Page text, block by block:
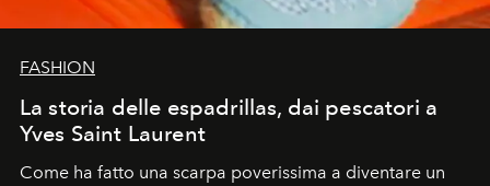
FASHION
La storia delle espadrillas, dai pescatori a
Yves Saint Laurent
Come ha fatto una scarpa poverissima a diventare un